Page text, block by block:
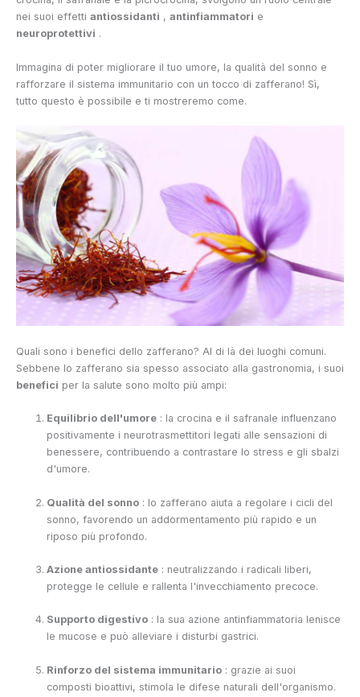
nei suoi effetti antiossidanti , antinfiammatori e
neuroprotettivi .
Immagina di poter migliorare il tuo umore, la qualità del sonno e
rafforzare il sistema immunitario con un tocco di zafferano! Sì,
tutto questo è possibile e ti mostreremo come.
Quali sono i benefici dello zafferano? Al di là dei luoghi comuni.
Sebbene lo zafferano sia spesso associato alla gastronomia, i suoi
benefici per la salute sono molto più ampi:
Equilibrio dell'umore : la crocina e il safranale influenzano
positivamente i neurotrasmettitori legati alle sensazioni di
benessere, contribuendo a contrastare lo stress e gli sbalzi
d'umore.
Qualità del sonno : lo zafferano aiuta a regolare i cicli del
sonno, favorendo un addormentamento più rapido e un
riposo più profondo.
Azione antiossidante : neutralizzando i radicali liberi,
protegge le cellule e rallenta l'invecchiamento precoce.
Supporto digestivo : la sua azione antinfiammatoria lenisce
le mucose e può alleviare i disturbi gastrici.
Rinforzo del sistema immunitario : grazie ai suoi
composti bioattivi, stimola le difese naturali dell'organismo.